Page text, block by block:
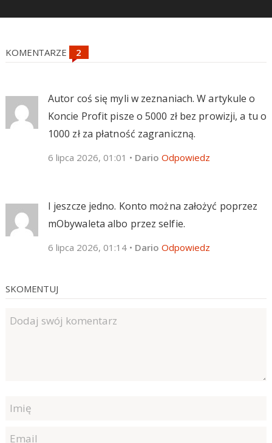
KOMENTARZE
Autor coś się myli w zeznaniach. W artykule o
Koncie Profit pisze o 5000 zł bez prowizji, a tu o
1000 zł za płatność zagraniczną.
6 lipca 2026, 01:01 • Dario Odpowiedz
I jeszcze jedno. Konto można założyć poprzez
mObywaleta albo przez selfie.
6 lipca 2026, 01:14 • Dario Odpowiedz
SKOMENTUJ